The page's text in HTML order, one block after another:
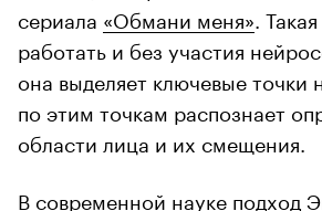
сериала «Обмани меня» .
работать и без участия
она выделяет ключевые точки
по этим точкам распознает
области лица и их смещения.
В современной науке подход